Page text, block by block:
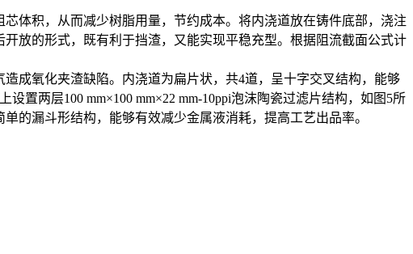
体积，从而减少树脂用量，节约成本。将内浇道放在铸件底部，浇注
放的形式，既有利于挡渣，又能实现平稳充型。根据阻流截面公式计
成氧化夹渣缺陷。内浇道为扁片状，共4道，呈十字交叉结构，能够
置两层100 mm×100 mm×22 mm-10ppi泡沫陶瓷过滤片结构，如图5所
的漏斗形结构，能够有效减少金属液消耗，提高工艺出品率。